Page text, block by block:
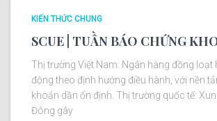
KIẾN THỨC CHUNG
SCUE | TUẦN BÁO CHỨNG
Thị trường Việt Nam: Ngân hàng đồng loạt
động theo định hướng điều hành, với nền
khoản dần ổn định. Thị trường quốc tế:
Đông gây